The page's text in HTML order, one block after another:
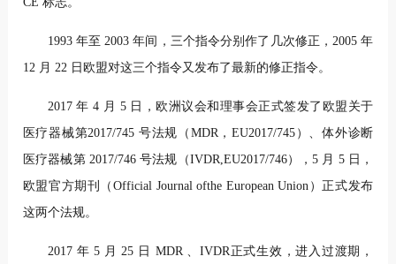
1993 年至 2003 年间，三个指令分别作了几次修正，2005 年
12 月 22 日欧盟对这三个指令又发布了最新的修正指令。
2017 年 4 月 5 日，欧洲议会和理事会正式签发了欧盟关于
医疗器械第2017/745 号法规（MDR，EU2017/745）、体外诊断
医疗器械第 2017/746 号法规（IVDR,EU2017/746），5 月 5 日，
欧盟官方期刊（Official Journal ofthe European Union）正式发布
这两个法规。
2017 年 5 月 25 日 MDR 、IVDR正式生效，进入过渡期，